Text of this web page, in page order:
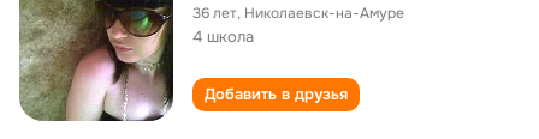
36 лет, Николаевск-на-Амуре
4 школа
Добавить в друзья